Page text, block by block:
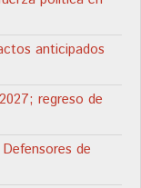
anticipados
regreso de
de